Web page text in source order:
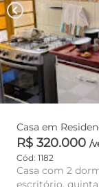
chevron_left
R$ 320.000 /
Cód: 1182
Casa com 2
escritório,